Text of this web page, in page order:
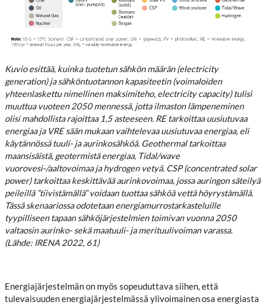
Kuvio esittää, kuinka tuotetun sähkön määrän (electricity
generation) ja sähköntuotannon kapasiteetin (voimaloiden
yhteenlaskettu nimellinen maksimiteho, electricity capacity) tulisi
muuttua vuoteen 2050 mennessä, jotta ilmaston lämpeneminen
olisi mahdollista rajoittaa 1,5 asteeseen. RE tarkoittaa uusiutuvaa
energiaa ja VRE sään mukaan vaihtelevaa uusiutuvaa energiaa, eli
käytännössä tuuli- ja aurinkosähköä. Geothermal tarkoittaa
maansisäistä, geotermistä energiaa, Tidal/wave
vuorovesi-/aaltovoimaa ja hydrogen vetyä. CSP (concentrated solar
power) tarkoittaa keskittävää aurinkovoimaa, jossa auringon säteilyä
peileillä ”tiivistämällä” voidaan tuottaa sähköä vettä höyrystämällä.
Tässä skenaariossa odotetaan energiamurrostarkasteluille
tyypilliseen tapaan sähköjärjestelmien toimivan vuonna 2050
valtaosin aurinko- sekä maatuuli- ja merituulivoiman varassa.
(Lähde: IRENA 2022, 61)
Energiajärjestelmän on myös sopeuduttava siihen, että
tulevaisuuden energiajärjestelmässä ylivoimainen osa energiasta